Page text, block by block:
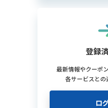
登録
最新情報やクーポ
各サービスと
ロ